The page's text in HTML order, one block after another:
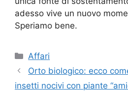
adesso vive un nuovo
Speriamo bene.
Categorie
Affari
Orto biologico: ecco
insetti nocivi con piante